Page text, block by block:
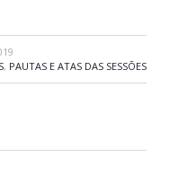
, PAUTAS E ATAS DAS SESSÕES